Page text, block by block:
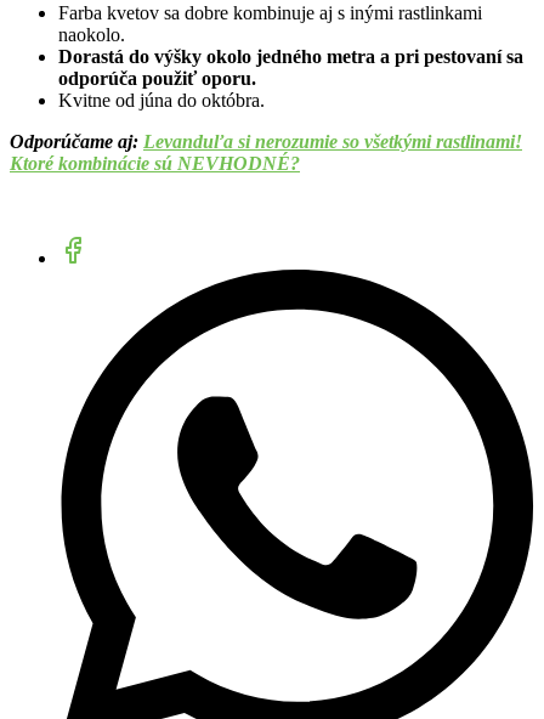
Farba kvetov sa dobre kombinuje aj s inými rastlinkami
naokolo.
Dorastá do výšky okolo jedného metra a pri pestovaní sa
odporúča použiť oporu.
Kvitne od júna do októbra.
Odporúčame aj: Levanduľa si nerozumie so všetkými rastlinami!
Ktoré kombinácie sú NEVHODNÉ?